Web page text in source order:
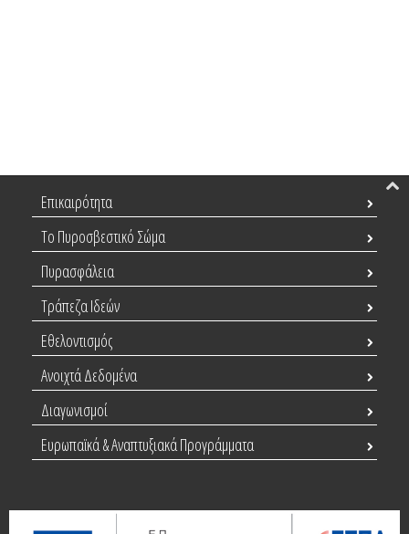
Επικαιρότητα
Το Πυροσβεστικό Σώμα
Πυρασφάλεια
Τράπεζα Ιδεών
Εθελοντισμός
Ανοιχτά Δεδομένα
Διαγωνισμοί
Ευρωπαϊκά & Αναπτυξιακά Προγράμματα